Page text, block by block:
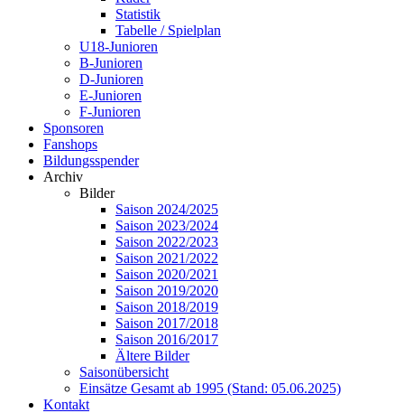
Statistik
Tabelle / Spielplan
U18-Junioren
B-Junioren
D-Junioren
E-Junioren
F-Junioren
Sponsoren
Fanshops
Bildungsspender
Archiv
Bilder
Saison 2024/2025
Saison 2023/2024
Saison 2022/2023
Saison 2021/2022
Saison 2020/2021
Saison 2019/2020
Saison 2018/2019
Saison 2017/2018
Saison 2016/2017
Ältere Bilder
Saisonübersicht
Einsätze Gesamt ab 1995 (Stand: 05.06.2025)
Kontakt